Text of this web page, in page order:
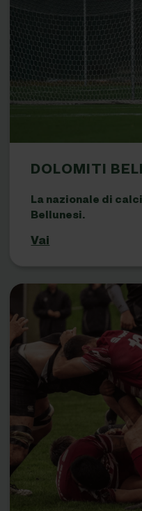
DOLOMITI
La nazionale di
Bellunesi.
Vai